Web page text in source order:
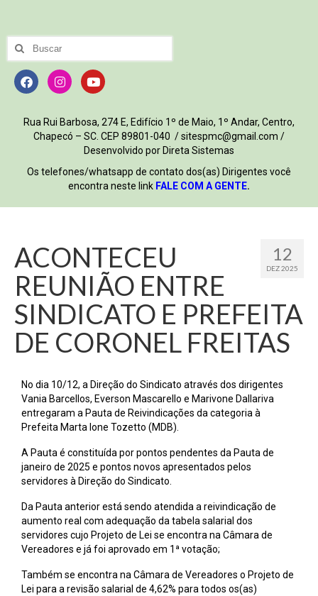
Rua Rui Barbosa, 274 E, Edifício 1º de Maio, 1º Andar, Centro,
Chapecó – SC. CEP 89801-040 / sitespmc@gmail.com /
Desenvolvido por Direta Sistemas
Os telefones/whatsapp de contato dos(as) Dirigentes você
encontra neste link FALE COM A GENTE.
12
DEZ 2025
ACONTECEU
REUNIÃO ENTRE
SINDICATO E PREFEITA
DE CORONEL FREITAS
No dia 10/12, a Direção do Sindicato através dos dirigentes
Vania Barcellos, Everson Mascarello e Marivone Dallariva
entregaram a Pauta de Reivindicações da categoria à
Prefeita Marta Ione Tozetto (MDB).
A Pauta é constituída por pontos pendentes da Pauta de
janeiro de 2025 e pontos novos apresentados pelos
servidores à Direção do Sindicato.
Da Pauta anterior está sendo atendida a reivindicação de
aumento real com adequação da tabela salarial dos
servidores cujo Projeto de Lei se encontra na Câmara de
Vereadores e já foi aprovado em 1ª votação;
Também se encontra na Câmara de Vereadores o Projeto de
Lei para a revisão salarial de 4,62% para todos os(as)